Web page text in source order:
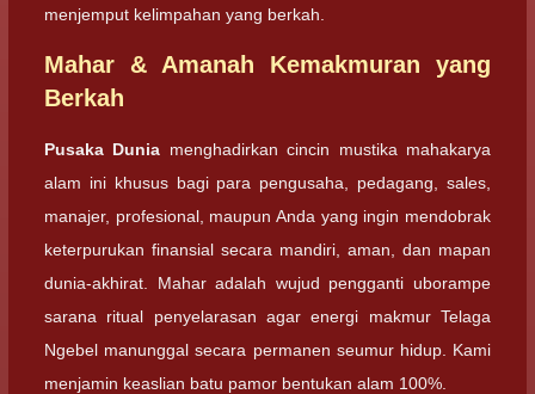
menjemput kelimpahan yang berkah.
Mahar & Amanah Kemakmuran yang
Berkah
Pusaka Dunia menghadirkan cincin mustika mahakarya
alam ini khusus bagi para pengusaha, pedagang, sales,
manajer, profesional, maupun Anda yang ingin mendobrak
keterpurukan finansial secara mandiri, aman, dan mapan
dunia-akhirat. Mahar adalah wujud pengganti uborampe
sarana ritual penyelarasan agar energi makmur Telaga
Ngebel manunggal secara permanen seumur hidup. Kami
menjamin keaslian batu pamor bentukan alam 100%.